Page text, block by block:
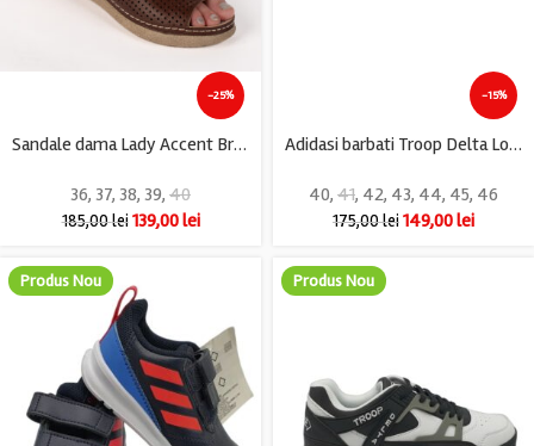
-25%
Sandale dama Lady Accent Brown , imitatie de piele, maro
36, 37, 38, 39, 40
185,00lei 139,00lei
-15%
Adidasi barbati Troop Delta Low, imitatie de piele, alb bleumarin
40, 41, 42, 43, 44, 45, 46
175,00lei149,00lei
Produs Nou Produs Nou